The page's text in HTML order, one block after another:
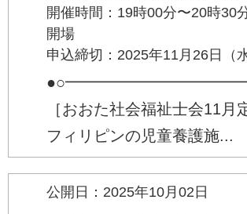
開催時間：19時00分〜20時30
開場
申込締切：2025年11月26日（水
［おおた社会福祉士会11月
フィリピンの児童養護施...
公開日：2025年10月02日